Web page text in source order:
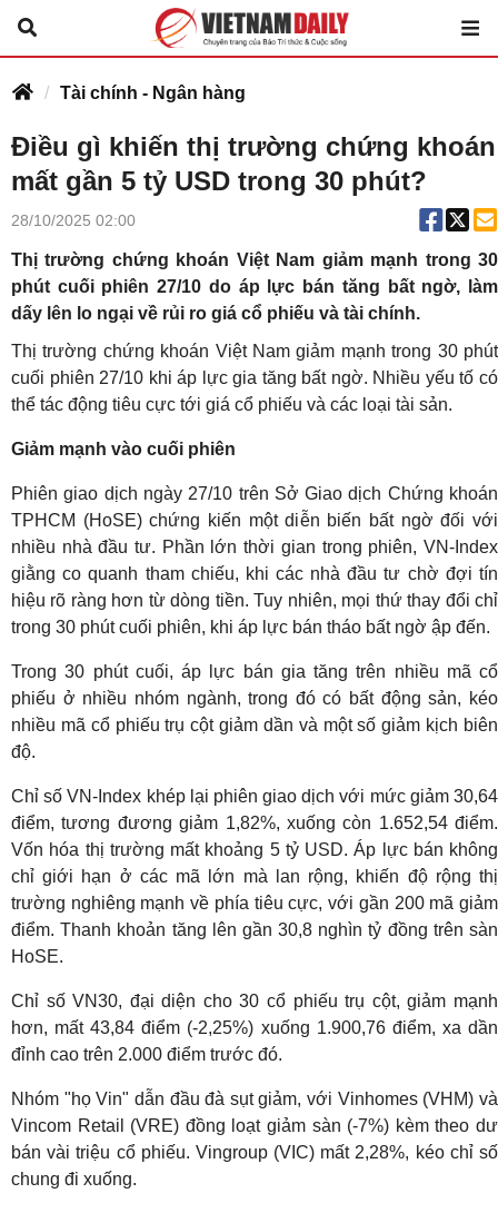
Tài chính - Ngân hàng
Điều gì khiến thị trường chứng khoán
mất gần 5 tỷ USD trong 30 phút?
28/10/2025 02:00
Thị trường chứng khoán Việt Nam giảm mạnh trong 30
phút cuối phiên 27/10 do áp lực bán tăng bất ngờ, làm
dấy lên lo ngại về rủi ro giá cổ phiếu và tài chính.
Thị trường chứng khoán Việt Nam giảm mạnh trong 30 phút
cuối phiên 27/10 khi áp lực gia tăng bất ngờ. Nhiều yếu tố có
thể tác động tiêu cực tới giá cổ phiếu và các loại tài sản.
Giảm mạnh vào cuối phiên
Phiên giao dịch ngày 27/10 trên Sở Giao dịch Chứng khoán
TPHCM (HoSE) chứng kiến một diễn biến bất ngờ đối với
nhiều nhà đầu tư. Phần lớn thời gian trong phiên, VN-Index
giằng co quanh tham chiếu, khi các nhà đầu tư chờ đợi tín
hiệu rõ ràng hơn từ dòng tiền. Tuy nhiên, mọi thứ thay đổi chỉ
trong 30 phút cuối phiên, khi áp lực bán tháo bất ngờ ập đến.
Trong 30 phút cuối, áp lực bán gia tăng trên nhiều mã cổ
phiếu ở nhiều nhóm ngành, trong đó có bất động sản, kéo
nhiều mã cổ phiếu trụ cột giảm dần và một số giảm kịch biên
độ.
Chỉ số VN-Index khép lại phiên giao dịch với mức giảm 30,64
điểm, tương đương giảm 1,82%, xuống còn 1.652,54 điểm.
Vốn hóa thị trường mất khoảng 5 tỷ USD. Áp lực bán không
chỉ giới hạn ở các mã lớn mà lan rộng, khiến độ rộng thị
trường nghiêng mạnh về phía tiêu cực, với gần 200 mã giảm
điểm. Thanh khoản tăng lên gần 30,8 nghìn tỷ đồng trên sàn
HoSE.
Chỉ số VN30, đại diện cho 30 cổ phiếu trụ cột, giảm mạnh
hơn, mất 43,84 điểm (-2,25%) xuống 1.900,76 điểm, xa dần
đỉnh cao trên 2.000 điểm trước đó.
Nhóm "họ Vin" dẫn đầu đà sụt giảm, với Vinhomes (VHM) và
Vincom Retail (VRE) đồng loạt giảm sàn (-7%) kèm theo dư
bán vài triệu cổ phiếu. Vingroup (VIC) mất 2,28%, kéo chỉ số
chung đi xuống.